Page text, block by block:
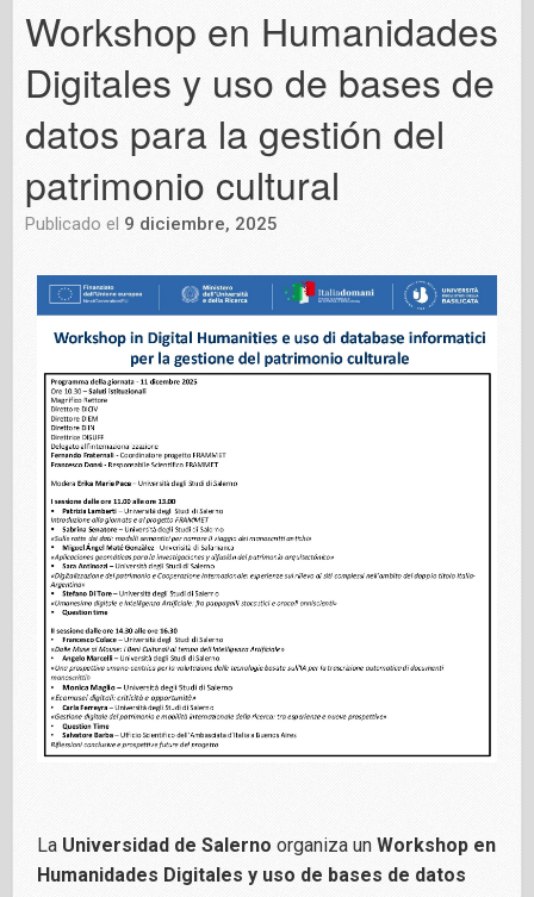
Workshop en Humanidades
Digitales y uso de bases de
datos para la gestión del
patrimonio cultural
Publicado el 9 diciembre, 2025
La Universidad de Salerno organiza un Workshop en
Humanidades Digitales y uso de bases de datos